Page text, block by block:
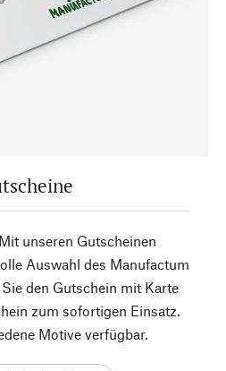
unseren Gutscheinen
Auswahl des Manufactum
den Gutschein mit Karte
zum sofortigen Einsatz.
Motive verfügbar.